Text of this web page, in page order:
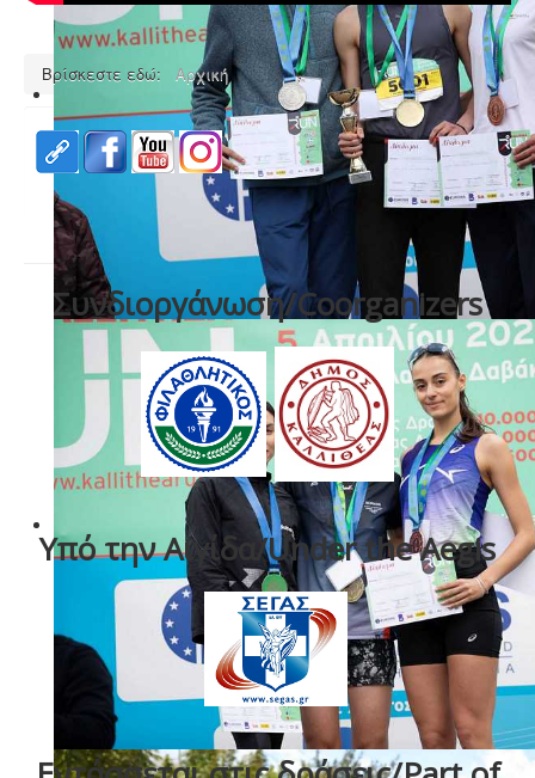
Βρίσκεστε εδώ: Αρχική
Συνδιοργάνωση/Coorganizers
Υπό την Αιγίδα/Under the Aegis